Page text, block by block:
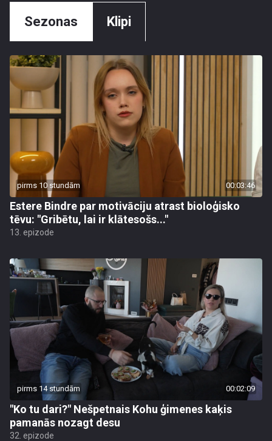
Sezonas Klipi
pirms 10 stundām 00:03:46
Estere Bindre par motivāciju atrast bioloģisko
tēvu: "Gribētu, lai ir klātesošs..."
13. epizode
pirms 14 stundām 00:02:09
"Ko tu dari?" Nešpetnais Kohu ģimenes kaķis
pamanās nozagt desu
32. epizode